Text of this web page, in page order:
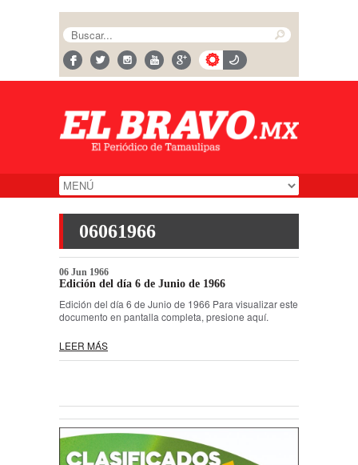
06061966
06 Jun 1966
Edición del día 6 de Junio de 1966
Edición del día 6 de Junio de 1966 Para visualizar este
documento en pantalla completa, presione aquí.
LEER MÁS